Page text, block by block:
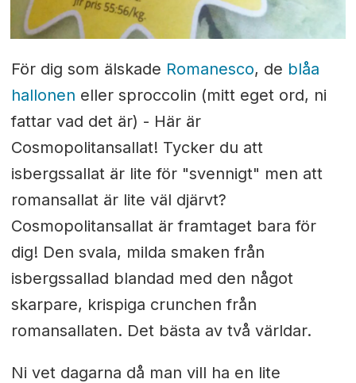
För dig som älskade Romanesco, de blåa
hallonen eller sproccolin (mitt eget ord, ni
fattar vad det är) - Här är
Cosmopolitansallat! Tycker du att
isbergssallat är lite för "svennigt" men att
romansallat är lite väl djärvt?
Cosmopolitansallat är framtaget bara för
dig! Den svala, milda smaken från
isbergssallad blandad med den något
skarpare, krispiga crunchen från
romansallaten. Det bästa av två världar.
Ni vet dagarna då man vill ha en lite